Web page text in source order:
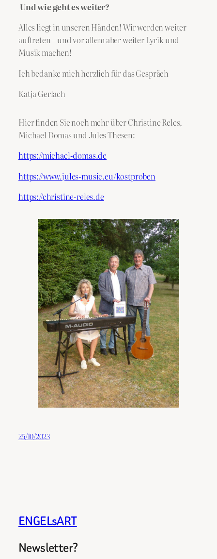
Und wie geht es weiter?
Alles liegt in unseren Händen! Wir werden weiter
auftreten – und vor allem aber weiter Lyrik und
Musik machen!
Ich bedanke mich herzlich für das Gespräch
Katja Gerlach
Hier finden Sie noch mehr über Christine Reles,
Michael Domas und Jules Thesen:
https://michael-domas.de
https://www.jules-music.eu/kostproben
https://christine-reles.de
25/10/2023
ENGELsART
Newsletter?